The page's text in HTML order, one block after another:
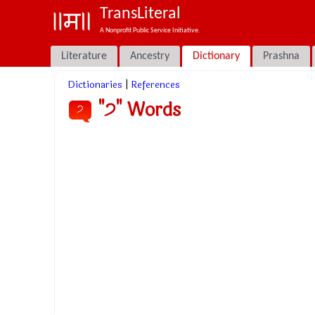
TransLiteral
A Nonprofit Public Service Initiative.
Literature Ancestry Dictionary Prashna
Dictionaries References
੭ "੭" Words